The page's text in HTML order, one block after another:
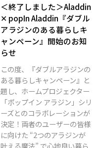
＜終了しました＞Aladdin
✕ popIn Aladdin『ダブル
アラジンのある暮らしキ
ャンペーン』開始のお知
らせ
この度、『ダブルアラジンの
ある暮らしキャンペーン』と
題し、ホームプロジェクター
「ポップイン アラジン」シリ
ーズとのコラボレーションが
決定！両者のユーザーの皆様
に向けた “2つのアラジンが